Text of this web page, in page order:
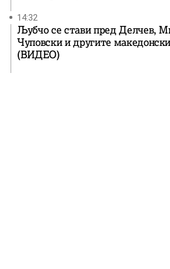
14:32
Љубчо се стави пред Делчев,
Чуповски и другите
(ВИДЕО)